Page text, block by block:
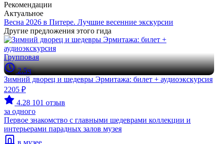
Рекомендации
Актуальное
Весна 2026 в Питере. Лучшие весенние экскурсии
Другие предложения этого гида
Групповая
2.5ч
Зимний дворец и шедевры Эрмитажа: билет + аудиоэкскурсия
2205 ₽
4.28 101 отзыв
за одного
Первое знакомство с главными шедеврами коллекции и
интерьерами парадных залов музея
в музее